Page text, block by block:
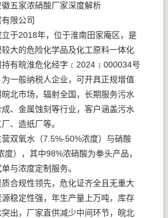
五家浓硝酸厂家深度解析
限公司
于2018年，位于淮南田家庵区，是
大的危险化学品及化工原料一体化
有皖淮危化经字﹝2024﹞000034号
一般纳税人企业，可开具正规增值
北市场，辐射全国，长期服务污水
、金属蚀刻等行业，客户涵盖污水
、造纸厂等。
双氧水（7.5%-50%浓度）与硝酸
度），其中98%浓硝酸为拳头产品，
与浓度定制服务。
合规性领先，危化证齐全且无重大
稳定性强，年生产量上万吨，库存
出，厂家直供减少中间环节，皖北